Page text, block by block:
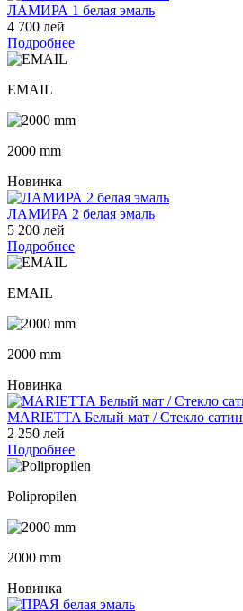
ЛАМИРА 1 белая эмаль
4 700 лей
Подробнее
EMAIL
2000 mm
Новинка
ЛАМИРА 2 белая эмаль
5 200 лей
Подробнее
EMAIL
2000 mm
Новинка
MARIETTA Белый мат / Стекло сатин
2 250 лей
Подробнее
Polipropilen
2000 mm
Новинка